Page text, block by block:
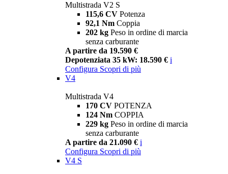
Multistrada V2 S
115,6 CV Potenza
92,1 Nm Coppia
202 kg Peso in ordine di marcia
senza carburante
A partire da 19.590 €
Depotenziata 35 kW: 18.590 € i
Configura Scopri di più
V4
Multistrada V4
170 CV POTENZA
124 Nm COPPIA
229 kg Peso in ordine di marcia
senza carburante
A partire da 21.090 € i
Configura Scopri di più
V4 S